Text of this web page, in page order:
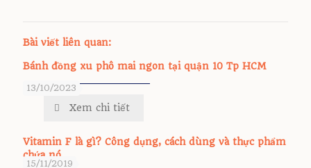
Bài viết liên quan:
13/10/2023
Bánh đồng xu phô mai ngon tại quận 10 Tp HCM
Xem chi tiết
15/11/2019
Vitamin F là gì? Công dụng, cách dùng và thực phẩm
chứa nó.